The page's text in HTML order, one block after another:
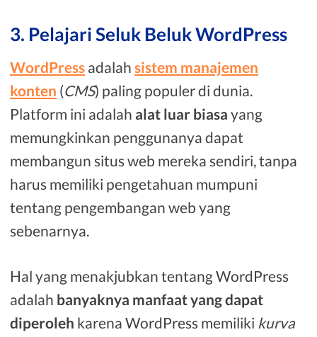
3. Pelajari Seluk Beluk WordPress
WordPress adalah sistem manajemen
konten (CMS) paling populer di dunia.
Platform ini adalah alat luar biasa yang
memungkinkan penggunanya dapat
membangun situs web mereka sendiri, tanpa
harus memiliki pengetahuan mumpuni
tentang pengembangan web yang
sebenarnya.
Hal yang menakjubkan tentang WordPress
adalah banyaknya manfaat yang dapat
diperoleh karena WordPress memiliki kurva